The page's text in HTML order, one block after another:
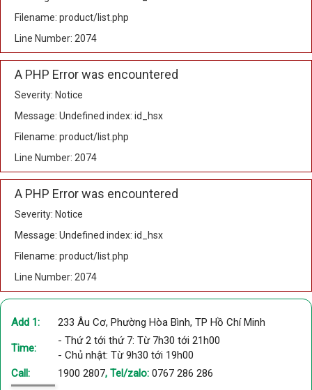
Filename: product/list.php
Line Number: 2074
A PHP Error was encountered
Severity: Notice
Message: Undefined index: id_hsx
Filename: product/list.php
Line Number: 2074
A PHP Error was encountered
Severity: Notice
Message: Undefined index: id_hsx
Filename: product/list.php
Line Number: 2074
Add 1: 233 Âu Cơ, Phường Hòa Bình, TP Hồ Chí Minh
Time:
- Thứ 2 tới thứ 7: Từ 7h30 tới 21h00
- Chủ nhật: Từ 9h30 tới 19h00
Call:
1900 2807, Tel/zalo: 0767 286 286